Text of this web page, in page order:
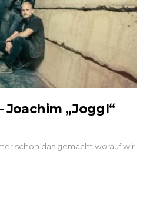
Joachim „Joggl“
schon das gemacht worauf wir